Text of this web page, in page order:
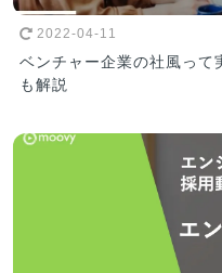
2022-04-11
ベンチャー企業の社風って
も解説